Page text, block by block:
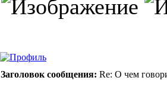
Заголовок сообщения: Re: О чем